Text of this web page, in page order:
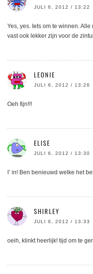
JULI 6, 2012 / 13:22
Yes, yes. Iets om te winnen.
vast ook lekker zijn voor de
LEONIE
JULI 6, 2012 / 13:26
Oeh fijn!!!
ELISE
JULI 6, 2012 / 13:30
I’ in! Ben benieuwd welke het
SHIRLEY
JULI 6, 2012 / 13:33
oeih, klinkt heerlijk! tijd om te